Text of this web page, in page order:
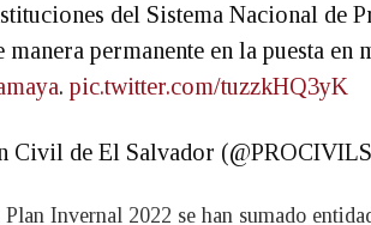
del Sistema Nacional de
manera permanente en la puesta en
. pic.twitter.com/tuzzkHQ3yK
Civil de El Salvador
Invernal 2022 se han sumado